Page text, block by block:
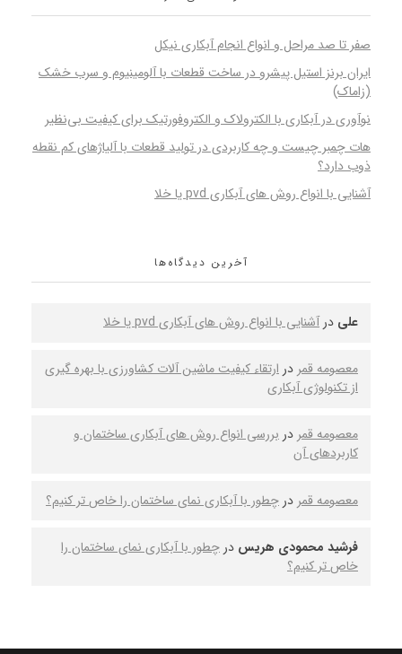
صفر تا صد مراحل و انواع انجام آبکاری نیکل
ایران برنز استیل پیشرو در ساخت قطعات با آلومینیوم و سرب خشک
(زاماک)
نوآوری در آبکاری با الکترولاک و الکتروفورتیک برای کیفیت بی‌نظیر
هات چمبر چیست و چه کاربردی در تولید قطعات با آلیاژهای کم نقطه
ذوب دارد؟
آشنایی با انواع روش های آبکاری pvd یا خلا
آخرین دیدگاه‌ها
علی درآشنایی با انواع روش های آبکاری pvd یا خلا
معصومه قمر در ارتقاء کیفیت ماشین‌ آلات کشاورزی با بهره‌ گیری
از تکنولوژی آبکاری
معصومه قمردربررسی انواع روش‌ های آبکاری ساختمان و
کاربردهای آن
معصومه قمر در چطور با آبکاری نمای ساختمان را خاص‌ تر کنیم؟
فرشید محمودی هریس در چطور با آبکاری نمای ساختمان را
خاص‌ تر کنیم؟